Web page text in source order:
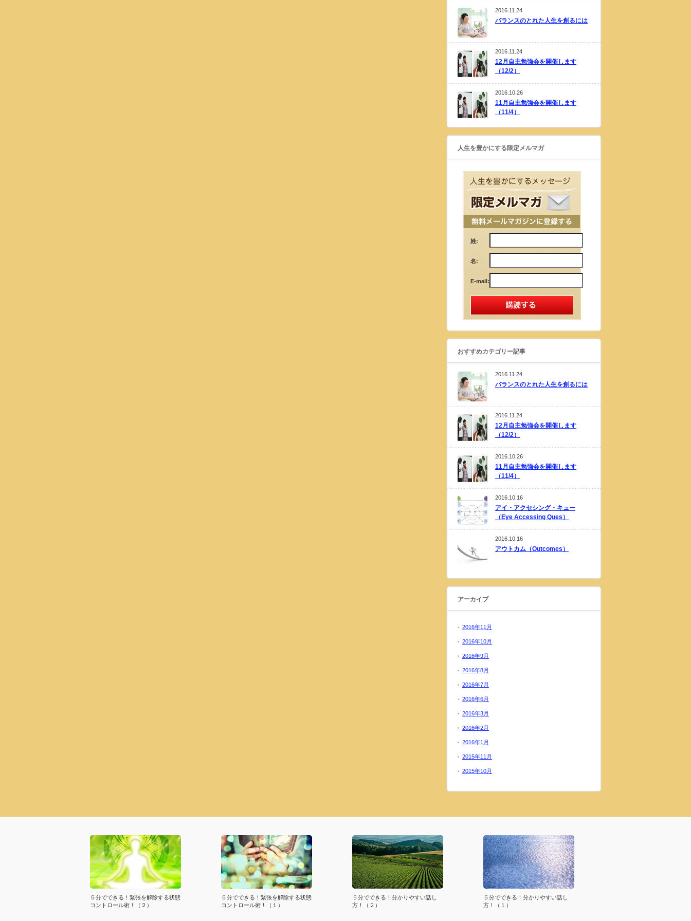
2016.11.24
バランスのとれた人生を創るには
2016.11.24
12月自主勉強会を開催します
（12/2）
2016.10.26
11月自主勉強会を開催します
（11/4）
人生を豊かにする限定メルマガ
姓:
名:
E-mail:
おすすめカテゴリー記事
2016.11.24
バランスのとれた人生を創るには
2016.11.24
12月自主勉強会を開催します
（12/2）
2016.10.26
11月自主勉強会を開催します
（11/4）
2016.10.16
アイ・アクセシング・キュー
（Eye Accessing Ques）
2016.10.16
アウトカム（Outcomes）
アーカイブ
2016年11月
2016年10月
2016年9月
2016年8月
2016年7月
2016年6月
2016年3月
2016年2月
2016年1月
2015年11月
2015年10月
５分でできる！緊張を解除する状態
コントロール術！（２）
５分でできる！緊張を解除する状態
コントロール術！（１）
５分でできる！分かりやすい話し
方！（２）
５分でできる！分かりやすい話し
方！（１）